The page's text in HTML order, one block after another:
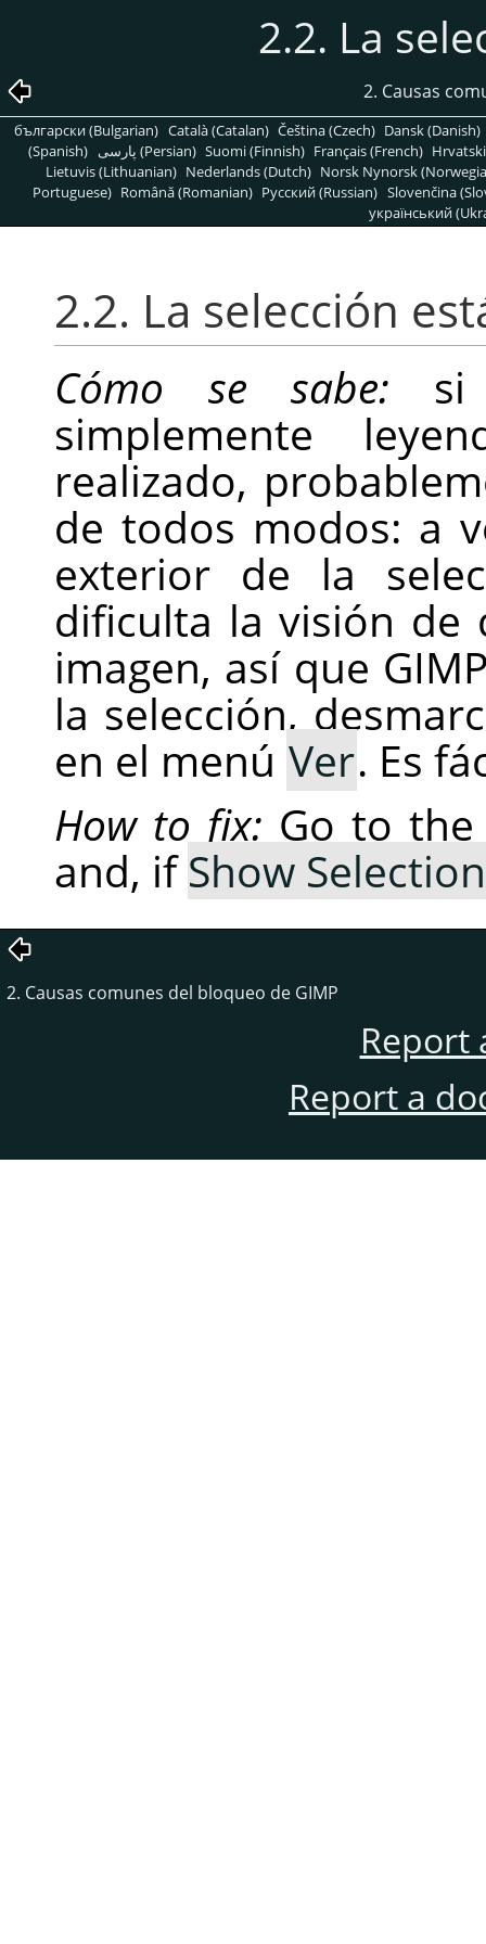
2.2. La
2. Causas
български (Bulgarian) Català (Catalan) Čeština (Czech) Dansk (Danish)
(Spanish)
پارسی (Persian) Suomi (Finnish) Français (French)
Lietuvis (Lithuanian) Nederlands (Dutch) Norsk Nynorsk
Portuguese) Română (Romanian) Pусский (Russian) Slovenčina
український
2.2. La selección
Cómo se sabe: si
simplemente
realizado,
de todos modos: a
exterior de la
dificulta la visión de
imagen, así que
la selección,
en el menú Ver. Es
How to fix: Go to
and, ifShow Selection
2. Causas comunes del bloqueo de GIMP
Report
Report a